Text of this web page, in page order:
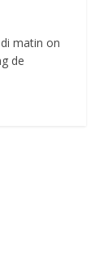
matin on
de